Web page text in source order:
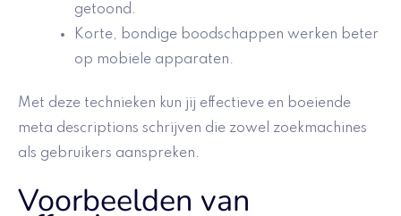
getoond.
Korte, bondige boodschappen werken beter
op mobiele apparaten.
Met deze technieken kun jij effectieve en boeiende
meta descriptions schrijven die zowel zoekmachines
als gebruikers aanspreken.
Voorbeelden van